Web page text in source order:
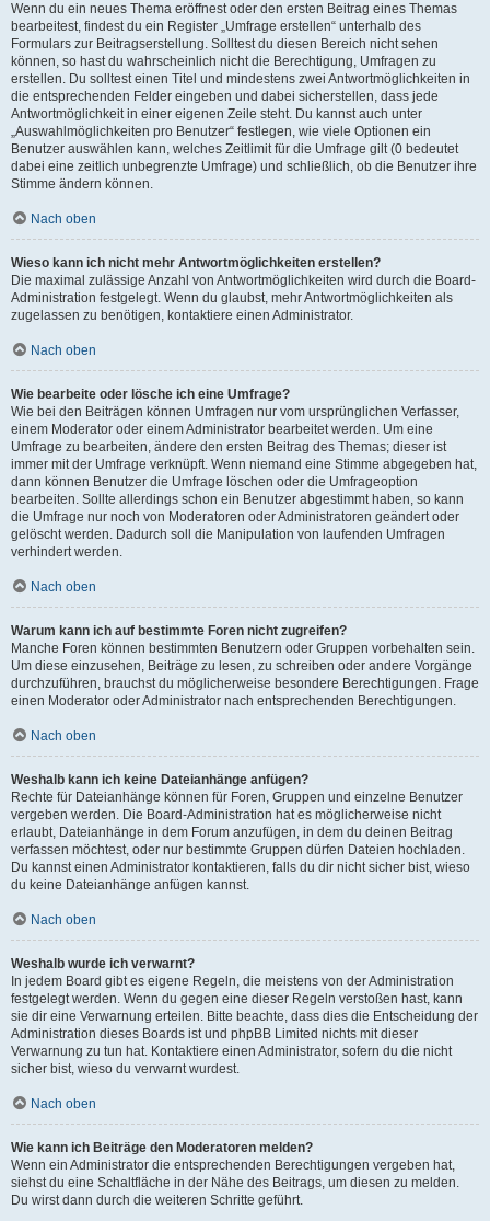
Wenn du ein neues Thema eröffnest oder den ersten Beitrag eines Themas
bearbeitest, findest du ein Register „Umfrage erstellen“ unterhalb des
Formulars zur Beitragserstellung. Solltest du diesen Bereich nicht sehen
können, so hast du wahrscheinlich nicht die Berechtigung, Umfragen zu
erstellen. Du solltest einen Titel und mindestens zwei Antwortmöglichkeiten in
die entsprechenden Felder eingeben und dabei sicherstellen, dass jede
Antwortmöglichkeit in einer eigenen Zeile steht. Du kannst auch unter
„Auswahlmöglichkeiten pro Benutzer“ festlegen, wie viele Optionen ein
Benutzer auswählen kann, welches Zeitlimit für die Umfrage gilt (0 bedeutet
dabei eine zeitlich unbegrenzte Umfrage) und schließlich, ob die Benutzer ihre
Stimme ändern können.
Nach oben
Wieso kann ich nicht mehr Antwortmöglichkeiten erstellen?
Die maximal zulässige Anzahl von Antwortmöglichkeiten wird durch die Board-
Administration festgelegt. Wenn du glaubst, mehr Antwortmöglichkeiten als
zugelassen zu benötigen, kontaktiere einen Administrator.
Nach oben
Wie bearbeite oder lösche ich eine Umfrage?
Wie bei den Beiträgen können Umfragen nur vom ursprünglichen Verfasser,
einem Moderator oder einem Administrator bearbeitet werden. Um eine
Umfrage zu bearbeiten, ändere den ersten Beitrag des Themas; dieser ist
immer mit der Umfrage verknüpft. Wenn niemand eine Stimme abgegeben hat,
dann können Benutzer die Umfrage löschen oder die Umfrageoption
bearbeiten. Sollte allerdings schon ein Benutzer abgestimmt haben, so kann
die Umfrage nur noch von Moderatoren oder Administratoren geändert oder
gelöscht werden. Dadurch soll die Manipulation von laufenden Umfragen
verhindert werden.
Nach oben
Warum kann ich auf bestimmte Foren nicht zugreifen?
Manche Foren können bestimmten Benutzern oder Gruppen vorbehalten sein.
Um diese einzusehen, Beiträge zu lesen, zu schreiben oder andere Vorgänge
durchzuführen, brauchst du möglicherweise besondere Berechtigungen. Frage
einen Moderator oder Administrator nach entsprechenden Berechtigungen.
Nach oben
Weshalb kann ich keine Dateianhänge anfügen?
Rechte für Dateianhänge können für Foren, Gruppen und einzelne Benutzer
vergeben werden. Die Board-Administration hat es möglicherweise nicht
erlaubt, Dateianhänge in dem Forum anzufügen, in dem du deinen Beitrag
verfassen möchtest, oder nur bestimmte Gruppen dürfen Dateien hochladen.
Du kannst einen Administrator kontaktieren, falls du dir nicht sicher bist, wieso
du keine Dateianhänge anfügen kannst.
Nach oben
Weshalb wurde ich verwarnt?
In jedem Board gibt es eigene Regeln, die meistens von der Administration
festgelegt werden. Wenn du gegen eine dieser Regeln verstoßen hast, kann
sie dir eine Verwarnung erteilen. Bitte beachte, dass dies die Entscheidung der
Administration dieses Boards ist und phpBB Limited nichts mit dieser
Verwarnung zu tun hat. Kontaktiere einen Administrator, sofern du die nicht
sicher bist, wieso du verwarnt wurdest.
Nach oben
Wie kann ich Beiträge den Moderatoren melden?
Wenn ein Administrator die entsprechenden Berechtigungen vergeben hat,
siehst du eine Schaltfläche in der Nähe des Beitrags, um diesen zu melden.
Du wirst dann durch die weiteren Schritte geführt.